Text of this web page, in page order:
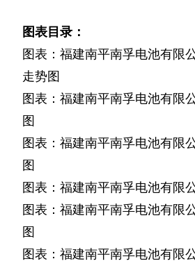
图表目录：
图表：福建南平南孚电池有限
走势图
图表：福建南平南孚电池有限
图
图表：福建南平南孚电池有限
图
图表：福建南平南孚电池有限
图表：福建南平南孚电池有限
图
图表：福建南平南孚电池有限